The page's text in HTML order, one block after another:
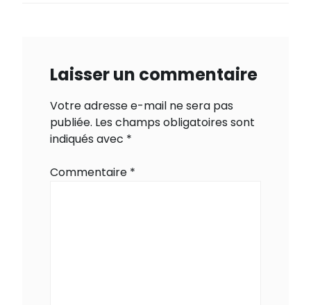
Laisser un commentaire
Votre adresse e-mail ne sera pas
publiée. Les champs obligatoires sont
indiqués avec *
Commentaire *